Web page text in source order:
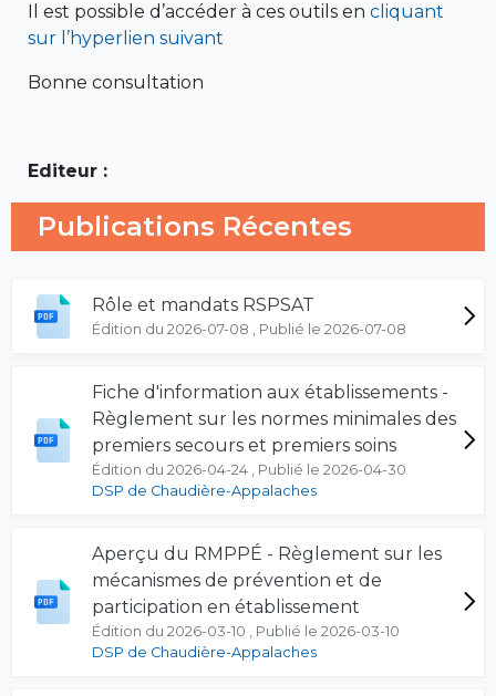
Il est possible d’accéder à ces outils en cliquant
sur l’hyperlien suivant
Bonne consultation
Editeur :
Publications Récentes
Rôle et mandats RSPSAT
Édition du 2026-07-08 , Publié le 2026-07-08
Fiche d'information aux établissements -
Règlement sur les normes minimales des
premiers secours et premiers soins
Édition du 2026-04-24 , Publié le 2026-04-30
DSP de Chaudière-Appalaches
Aperçu du RMPPÉ - Règlement sur les
mécanismes de prévention et de
participation en établissement
Édition du 2026-03-10 , Publié le 2026-03-10
DSP de Chaudière-Appalaches